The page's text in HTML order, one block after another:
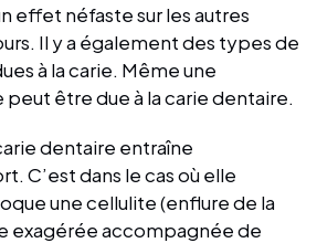
effet néfaste sur les autres
Il y a également des types de
à la carie. Même une
peut être due à la carie dentaire.
dentaire entraîne
C’est dans le cas où elle
une cellulite (enflure de la
exagérée accompagnée de